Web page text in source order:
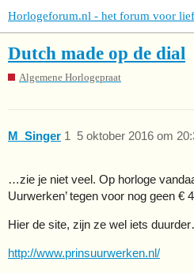
Horlogeforum.nl - het forum voor
Dutch made op de dial
Algemene Horlogepraat
M_Singer 5 oktober 2016 om
1
…zie je niet veel. Op horloge
Uurwerken’ tegen voor nog geen €
Hier de site, zijn ze wel iets
http://www.prinsuurwerken.nl/